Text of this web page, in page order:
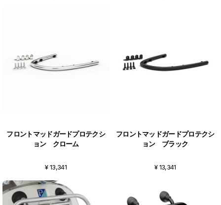
フロントマッドガードプロテクシ
ョン クローム
¥ 13,341
フロントマッドガードプロテクシ
ョン ブラック
¥ 13,341